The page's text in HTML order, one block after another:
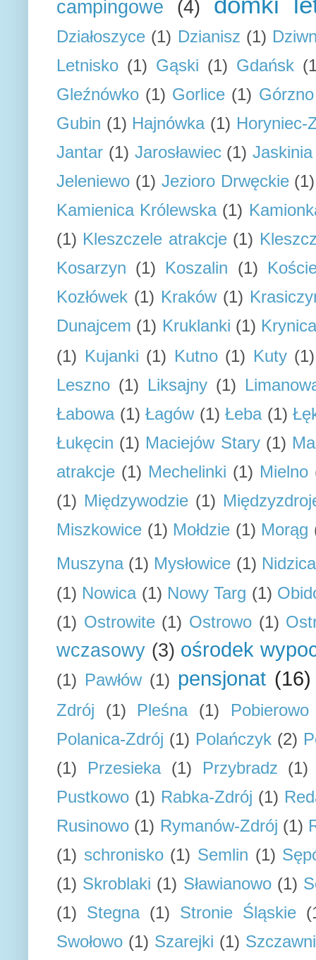
campingowe (4)
Działoszyce (1) Dzianisz (1)
Letnisko (1) Gąski (1) Gdańsk
Gleźnówko (1) Gorlice (1) Górzno
Gubin (1) Hajnówka (1) Horyniec-
Jantar (1) Jarosławiec (1)
Jeleniewo (1) Jezioro Drwęckie (1)
Kamienica Królewska (1)
(1) Kleszczele atrakcje (1)
Kosarzyn (1) Koszalin (1)
Kozłówek (1) Kraków (1)
Dunajcem (1) Kruklanki (1)
(1) Kujanki (1) Kutno (1) Kuty (1)
Leszno (1) Liksajny (1)
Łabowa (1) Łagów (1) Łeba (1)
Łukęcin (1) Maciejów Stary (1)
atrakcje (1) Mechelinki (1) Mielno
(1) Międzywodzie (1)
Miszkowice (1) Mołdzie (1) Morąg
Muszyna (1) Mysłowice (1) Nidzica
(1) Nowica (1) Nowy Targ (1)
(1) Ostrowite (1) Ostrowo (1)
wczasowy (3) ośrodek
(1) Pawłów (1) pensjonat (16)
Zdrój (1) Pleśna (1)
Pobierowo
Polanica-Zdrój (1) Polańczyk (2)
(1)
Przesieka (1) Przybradz
(1)
Pustkowo (1) Rabka-Zdrój (1)
Rusinowo (1) Rymanów-Zdrój (1)
(1) schronisko (1) Semlin (1)
(1) Skroblaki (1) Sławianowo (1)
(1)
Stegna (1) Stronie Śląskie
Swołowo (1) Szarejki (1)